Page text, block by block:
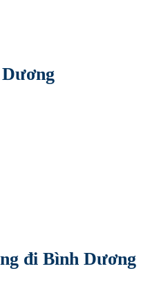
đi Bình Dương